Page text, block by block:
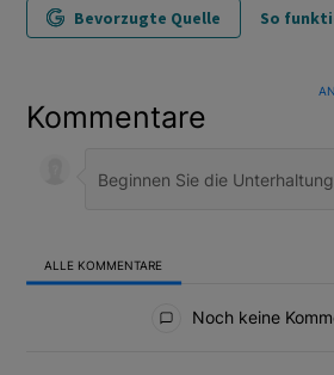
Bevorzugte Quelle So
Kommentare
ALLE KOMMENTARE
Noch keine